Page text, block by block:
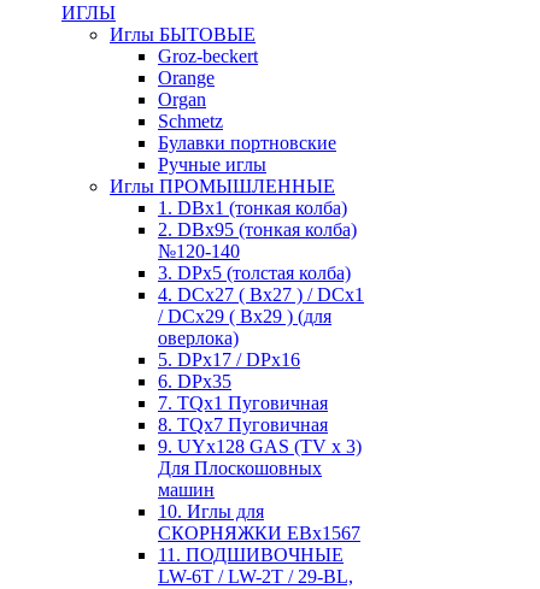
ИГЛЫ
Иглы БЫТОВЫЕ
Groz-beckert
Orange
Organ
Schmetz
Булавки портновские
Ручные иглы
Иглы ПРОМЫШЛЕННЫЕ
1. DBx1 (тонкая колба)
2. DBx95 (тонкая колба)
№120-140
3. DPx5 (толстая колба)
4. DCx27 ( Bx27 ) / DCx1
/ DCx29 ( Bx29 ) (для
оверлока)
5. DPx17 / DPx16
6. DPx35
7. TQx1 Пуговичная
8. TQx7 Пуговичная
9. UYx128 GAS (TV x 3)
Для Плоскошовных
машин
10. Иглы для
СКОРНЯЖКИ EBx1567
11. ПОДШИВОЧНЫЕ
LW-6T / LW-2T / 29-BL,